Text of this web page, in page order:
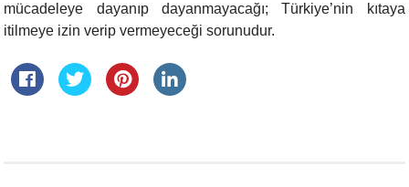
mücadeleye dayanıp dayanmayacağı; Türkiye’nin kıtaya
itilmeye izin verip vermeyeceği sorunudur.